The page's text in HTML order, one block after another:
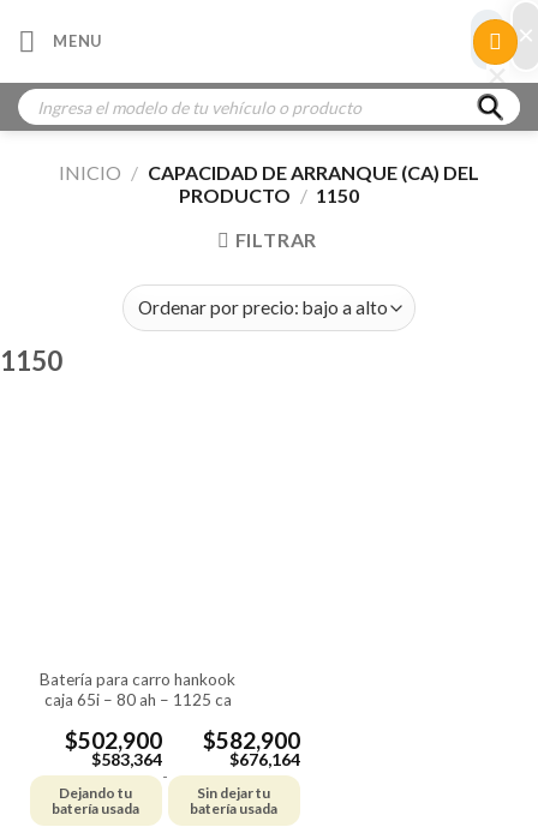
MENU
Búsqueda
de
productos
INICIO / CAPACIDAD DE ARRANQUE (CA) DEL
PRODUCTO / 1150
FILTRAR
1150
batería para carro hankook
caja 65i – 80 ah – 1125 ca
$502,900
$583,364
Dejando tu
batería usada
-
$582,900
$676,164
Sin dejar tu
batería usada
×
×
×
×